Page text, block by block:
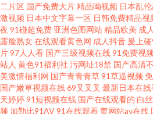
二片区 国产免费大片精品呦视频 日本乱
激视频 日本中文字幕一区 日韩免费精品视
夜 91碰超免费 亚洲色图网站精品欧美 成
露脸熟女在线观看黄色网 成人抖音 爰上碰
片97人人看 国产三级视频在线91免费视
站人 黄色91福利社 污网址18禁 国产高清
美激情福利网 国产青青青草91草逼视频
国产嫩草视频在线69叉叉叉 最新日本在线
天婷婷91短视频在线 国产在线观看的 白
频 加勒比91AV91在线观看黄网站av在线